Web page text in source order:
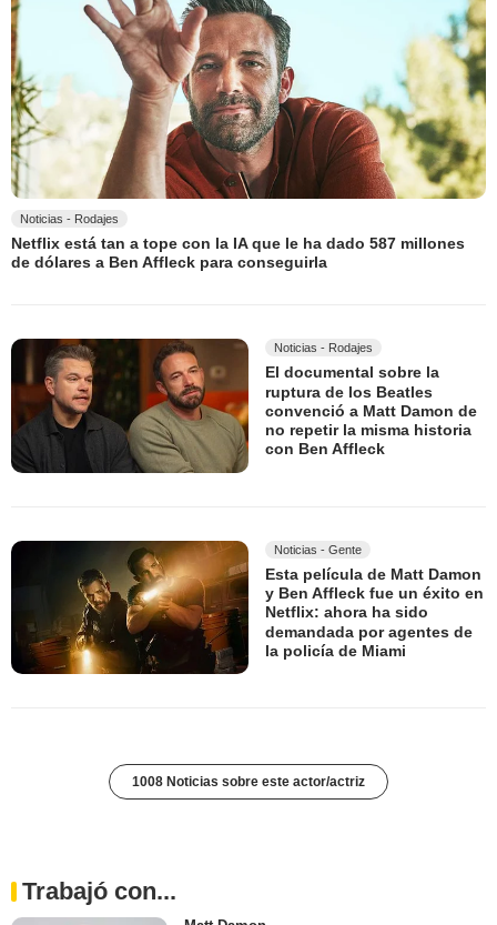
Noticias - Rodajes
Netflix está tan a tope con la IA que le ha dado 587 millones
de dólares a Ben Affleck para conseguirla
Noticias - Rodajes
El documental sobre la
ruptura de los Beatles
convenció a Matt Damon de
no repetir la misma historia
con Ben Affleck
Noticias - Gente
Esta película de Matt Damon
y Ben Affleck fue un éxito en
Netflix: ahora ha sido
demandada por agentes de
la policía de Miami
1008 Noticias sobre este actor/actriz
Trabajó con...